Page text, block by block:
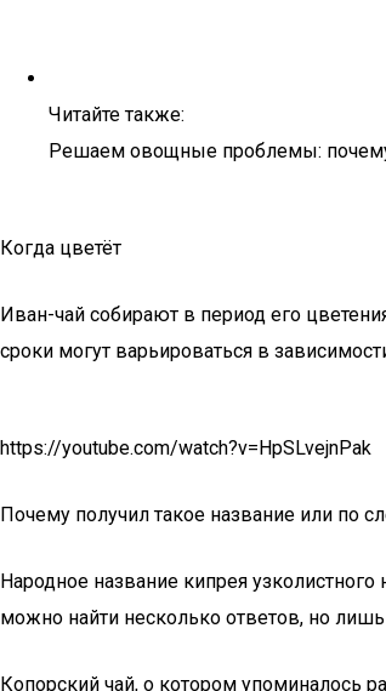
Читайте также:
Решаем овощные проблемы: почему
Когда цветёт
Иван-чай собирают в период его
сроки могут варьироваться в
https://youtube.com/watch?v=HpSLvejnPak
Почему получил такое название или по
Народное название кипрея
можно найти несколько ответов, но
Копорский чай, о котором упоминалось